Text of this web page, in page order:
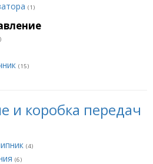
(1)
(15)
и коробка передач
(4)
(6)